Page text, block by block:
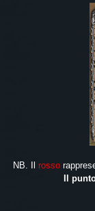
NB. Il rosso
Il